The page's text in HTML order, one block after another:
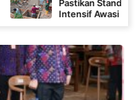
Pastikan Standar Kontruksi,
Intensif Awasi Pembangunan